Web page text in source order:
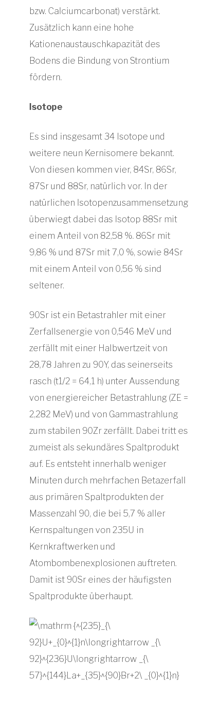
bzw. Calciumcarbonat) verstärkt.
Zusätzlich kann eine hohe
Kationenaustauschkapazität des
Bodens die Bindung von Strontium
fördern.
Isotope
Es sind insgesamt 34 Isotope und
weitere neun Kernisomere bekannt.
Von diesen kommen vier, 84Sr, 86Sr,
87Sr und 88Sr, natürlich vor. In der
natürlichen Isotopenzusammensetzung
überwiegt dabei das Isotop 88Sr mit
einem Anteil von 82,58 %. 86Sr mit
9,86 % und 87Sr mit 7,0 %, sowie 84Sr
mit einem Anteil von 0,56 % sind
seltener.
90Sr ist ein Betastrahler mit einer
Zerfallsenergie von 0,546 MeV und
zerfällt mit einer Halbwertzeit von
28,78 Jahren zu 90Y, das seinerseits
rasch (t1/2 = 64,1 h) unter Aussendung
von energiereicher Betastrahlung (ZE =
2,282 MeV) und von Gammastrahlung
zum stabilen 90Zr zerfällt. Dabei tritt es
zumeist als sekundäres Spaltprodukt
auf. Es entsteht innerhalb weniger
Minuten durch mehrfachen Betazerfall
aus primären Spaltprodukten der
Massenzahl 90, die bei 5,7 % aller
Kernspaltungen von 235U in
Kernkraftwerken und
Atombombenexplosionen auftreten.
Damit ist 90Sr eines der häufigsten
Spaltprodukte überhaupt.